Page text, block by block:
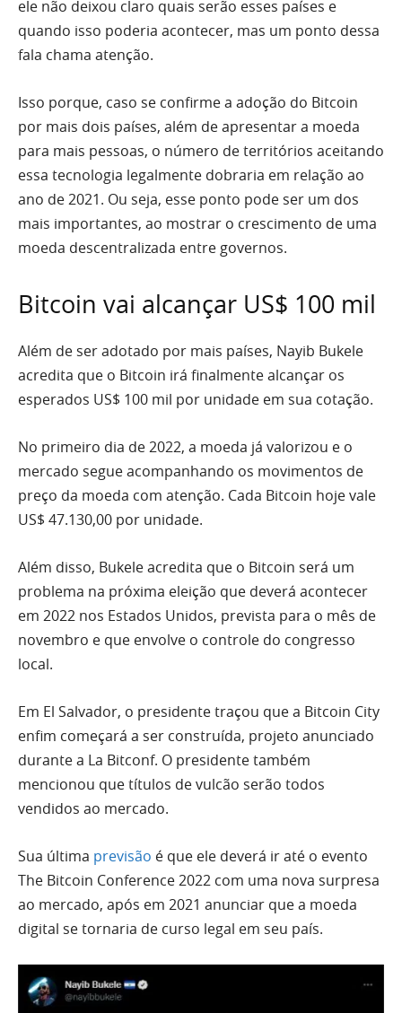
ele não deixou claro quais serão esses países e
quando isso poderia acontecer, mas um ponto dessa
fala chama atenção.
Isso porque, caso se confirme a adoção do Bitcoin
por mais dois países, além de apresentar a moeda
para mais pessoas, o número de territórios aceitando
essa tecnologia legalmente dobraria em relação ao
ano de 2021. Ou seja, esse ponto pode ser um dos
mais importantes, ao mostrar o crescimento de uma
moeda descentralizada entre governos.
Bitcoin vai alcançar US$ 100 mil
Além de ser adotado por mais países, Nayib Bukele
acredita que o Bitcoin irá finalmente alcançar os
esperados US$ 100 mil por unidade em sua cotação.
No primeiro dia de 2022, a moeda já valorizou e o
mercado segue acompanhando os movimentos de
preço da moeda com atenção. Cada Bitcoin hoje vale
US$ 47.130,00 por unidade.
Além disso, Bukele acredita que o Bitcoin será um
problema na próxima eleição que deverá acontecer
em 2022 nos Estados Unidos, prevista para o mês de
novembro e que envolve o controle do congresso
local.
Em El Salvador, o presidente traçou que a Bitcoin City
enfim começará a ser construída, projeto anunciado
durante a La Bitconf. O presidente também
mencionou que títulos de vulcão serão todos
vendidos ao mercado.
Sua última previsão é que ele deverá ir até o evento
The Bitcoin Conference 2022 com uma nova surpresa
ao mercado, após em 2021 anunciar que a moeda
digital se tornaria de curso legal em seu país.